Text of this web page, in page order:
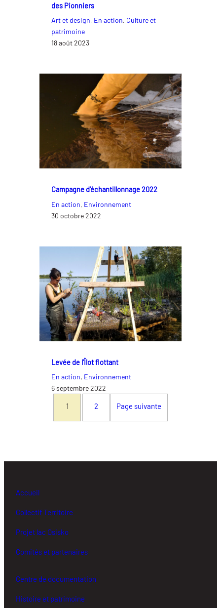
des Pionniers
Art et design, En action, Culture et
patrimoine
18 août 2023
Campagne d’échantillonnage 2022
En action, Environnement
30 octobre 2022
Levée de l’Îlot flottant
En action, Environnement
6 septembre 2022
1 2 Page suivante
Accueil
Collectif Territoire
Projet lac Osisko
Comités et partenaires
Centre de documentation
Histoire et patrimoine